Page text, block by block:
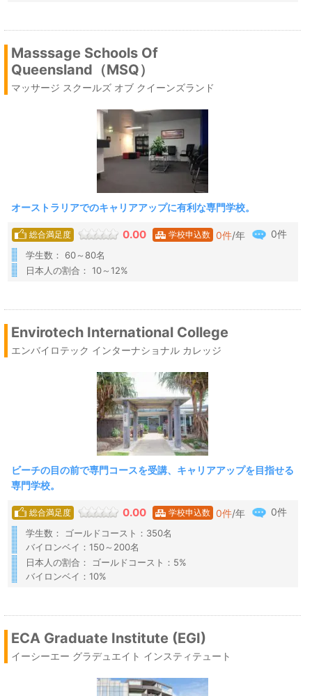
Masssage Schools Of
Queensland（MSQ）
マッサージ スクールズ オブ クイーンズランド
オーストラリアでのキャリアアップに有利な専門学校。
総合満足度 0.00 学校申込数 0件/年 0件
学生数： 60～80名
日本人の割合： 10～12%
Envirotech International College
エンバイロテック インターナショナル カレッジ
ビーチの目の前で専門コースを受講、キャリアアップを目指せる
専門学校。
総合満足度 0.00 学校申込数 0件/年 0件
学生数： ゴールドコースト：350名
バイロンベイ：150～200名
日本人の割合： ゴールドコースト：5%
バイロンベイ：10%
ECA Graduate Institute (EGI)
イーシーエー グラデュエイト インスティテュート